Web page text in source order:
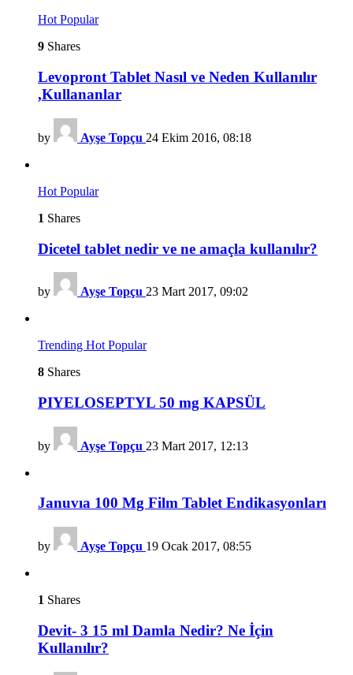
HotPopular
9 Shares
Levopront Tablet Nasıl ve Neden Kullanılır
,Kullananlar
by Ayşe Topçu 24 Ekim 2016, 08:18
Hot Popular
1 Shares
Dicetel tablet nedir ve ne amaçla kullanılır?
by Ayşe Topçu 23 Mart 2017, 09:02
Trending Hot Popular
8 Shares
PIYELOSEPTYL 50 mg KAPSÜL
by Ayşe Topçu 23 Mart 2017, 12:13
Januvıa 100 Mg Film Tablet Endikasyonları
by Ayşe Topçu 19 Ocak 2017, 08:55
1 Shares
Devit- 3 15 ml Damla Nedir? Ne İçin
Kullanılır?